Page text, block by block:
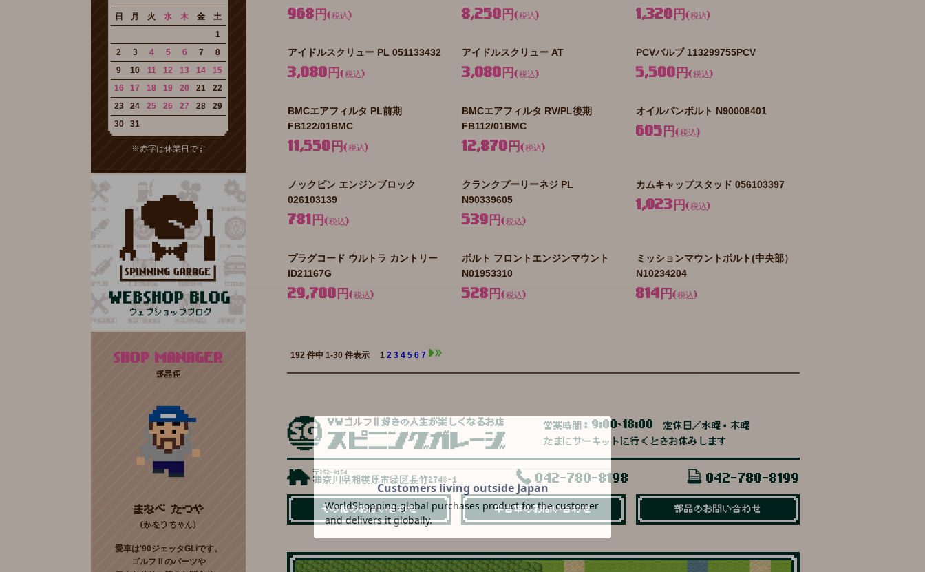
日 月 火 水 木 金
土
1
2
3 4 5 6 7
8
9
10 11 12 13 14
15
16
17 18 19 20 21
22
23
24 25 26 27 28
29
30
31
※赤字は休業日です
SHOP MANAGER
部品係
まなべ たつや
(かをりちゃん)
愛車は'90ジェッタGLiです。
ゴルフⅡのパーツや
968円(税込) 8,250円(税込) 1,320円(税込)
アイドルスクリュー PL 051133432
3,080円(税込)
アイドルスクリュー AT
3,080円(税込)
PCVバルブ 113299755PCV
5,500円(税込)
BMCエアフィルタ PL前期
FB122/01BMC
11,550円(税込)
BMCエアフィルタ RV/PL後期
FB112/01BMC
12,870円(税込)
オイルパンボルト N90008401
605円(税込)
ノックピン エンジンブロック
026103139
781円(税込)
クランクプーリーネジ PL
N90339605
539円(税込)
カムキャップスタッド 056103397
1,023円(税込)
プラグコード ウルトラ カントリー
ID21167G
29,700円(税込)
ボルト フロントエンジンマウント
N01953310
528円(税込)
ミッションマウントボルト(中央部）
N10234204
814円(税込)
192 件中 1-30 件表示 1 2 3 4 5 6 7
営業時間： 9:00~18:00 定休日／水曜・木曜
たまにサーキットに行くときお休みします
〒252-0154
神奈川県相模原市緑区長竹2748-1 042-780-8198 042-780-8199
その他のお問い合わせ 中古車のお問い合わせ 部品のお問い合わせ